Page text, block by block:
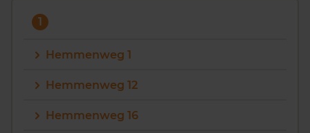
1
Hemmenweg 1
Hemmenweg 12
Hemmenweg 16